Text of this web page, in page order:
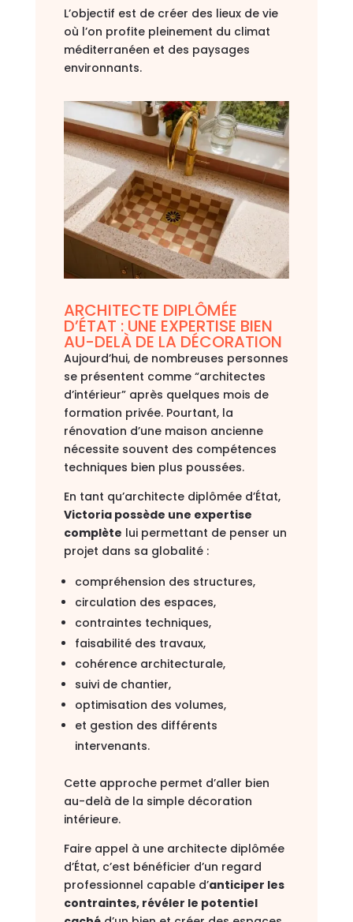
L’objectif est de créer des lieux de vie
où l’on profite pleinement du climat
méditerranéen et des paysages
environnants.
ARCHITECTE DIPLÔMÉE
D’ÉTAT : UNE EXPERTISE BIEN
AU-DELÀ DE LA DÉCORATION
Aujourd’hui, de nombreuses personnes
se présentent comme “architectes
d’intérieur” après quelques mois de
formation privée. Pourtant, la
rénovation d’une maison ancienne
nécessite souvent des compétences
techniques bien plus poussées.
En tant qu’architecte diplômée d’État,
Victoria possède une expertise
complète lui permettant de penser un
projet dans sa globalité :
compréhension des structures,
circulation des espaces,
contraintes techniques,
faisabilité des travaux,
cohérence architecturale,
suivi de chantier,
optimisation des volumes,
et gestion des différents
intervenants.
Cette approche permet d’aller bien
au-delà de la simple décoration
intérieure.
Faire appel à une architecte diplômée
d’État, c’est bénéficier d’un regard
professionnel capable d’anticiper les
contraintes, révéler le potentiel